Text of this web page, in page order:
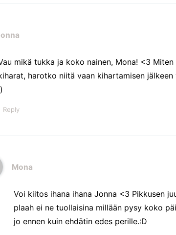
mikä tukka ja koko nainen, Mona! <3
harotko niitä vaan kihartamisen jälkeen
Reply
Mona
Voi kiitos ihana ihana Jonna <3 Pikkusen
plaah ei ne tuollaisina millään pysy koko
jo ennen kuin ehdätin edes perille.:D